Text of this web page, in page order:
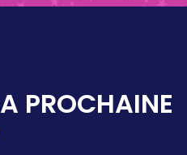
PROCHAINE